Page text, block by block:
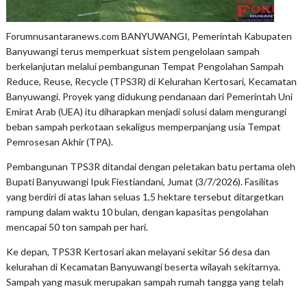
Forumnusantaranews.com BANYUWANGI, Pemerintah Kabupaten
Banyuwangi terus memperkuat sistem pengelolaan sampah
berkelanjutan melalui pembangunan Tempat Pengolahan Sampah
Reduce, Reuse, Recycle (TPS3R) di Kelurahan Kertosari, Kecamatan
Banyuwangi. Proyek yang didukung pendanaan dari Pemerintah Uni
Emirat Arab (UEA) itu diharapkan menjadi solusi dalam mengurangi
beban sampah perkotaan sekaligus memperpanjang usia Tempat
Pemrosesan Akhir (TPA).
Pembangunan TPS3R ditandai dengan peletakan batu pertama oleh
Bupati Banyuwangi Ipuk Fiestiandani, Jumat (3/7/2026). Fasilitas
yang berdiri di atas lahan seluas 1,5 hektare tersebut ditargetkan
rampung dalam waktu 10 bulan, dengan kapasitas pengolahan
mencapai 50 ton sampah per hari.
Ke depan, TPS3R Kertosari akan melayani sekitar 56 desa dan
kelurahan di Kecamatan Banyuwangi beserta wilayah sekitarnya.
Sampah yang masuk merupakan sampah rumah tangga yang telah